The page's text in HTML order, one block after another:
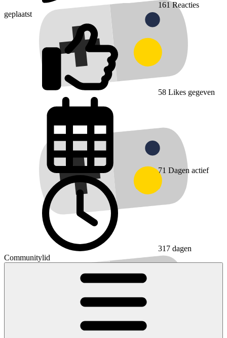
161 Reacties
geplaatst
58 Likes gegeven
71 Dagen actief
317 dagen
Communitylid